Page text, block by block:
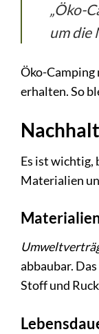
„Öko-
um die
Öko-Camping
erhalten. So
Es ist wichtig,
Materialien
abbaubar.
Stoff und